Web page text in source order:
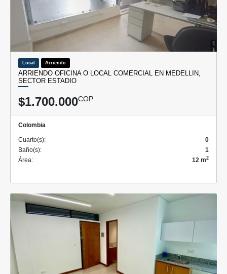
Local Arriendo
ARRIENDO OFICINA O LOCAL COMERCIAL EN MEDELLIN,
SECTOR ESTADIO
$1.700.000COP
Colombia
Cuarto(s):
0
Baño(s):
1
Área:
12 m2